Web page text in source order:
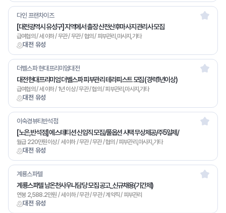
대전 유성
다인 프랜차이즈
[대전광역시 유성구] 지역에서 출장 산전산후마사지 관리사 모집
급여협의 / 세 이하 / 무관 / 무관 / 협의 / 피부관리,마사지,기타
대전 유성
더벨스파 현대프리미엄대전
대전 현대프리미엄 더벨스파 피부관리 테라피스트 모집 (경력1년이상)
급여협의 / 세 이하 / 1년 이상 / 무관 / 협의 / 피부관리,마사지,기타
대전 유성
이숙경뷰티반석점
[노은,반석점] 에스테티션 신입직 모집/풀옵션 사택 무상제공/주5일제/
월급 220만원이상 / 세 이하 / 무관 / 무관 / 협의 / 피부관리,마사지,기타
대전 유성
계룡스파텔
계룡스파텔 남온천사우나담당 모집 공고_신규채용(기간제)
연봉 2,588.2만원 / 세 이하 / 무관 / 무관 / 계약직 / 피부관리